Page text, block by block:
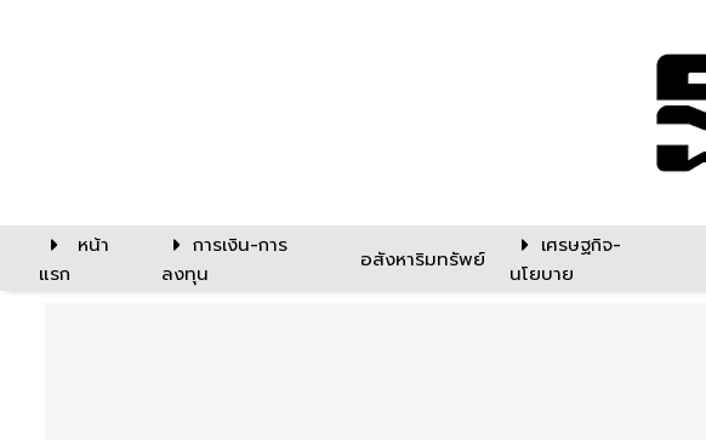
หน้า
แรก
การเงิน-การ
ลงทุน
อสังหาริมทรัพย์
เศรษฐกิจ-
นโยบาย